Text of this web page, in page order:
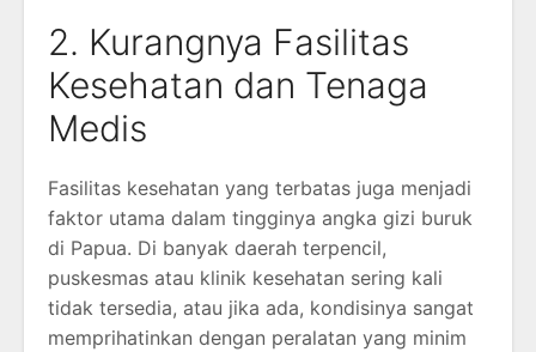
2. Kurangnya Fasilitas
Kesehatan dan Tenaga
Medis
Fasilitas kesehatan yang terbatas juga menjadi
faktor utama dalam tingginya angka gizi buruk
di Papua. Di banyak daerah terpencil,
puskesmas atau klinik kesehatan sering kali
tidak tersedia, atau jika ada, kondisinya sangat
memprihatinkan dengan peralatan yang minim